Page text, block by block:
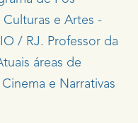
e Artes -
/ RJ. Professor da
áreas de
e Narrativas